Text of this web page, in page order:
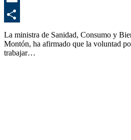
La ministra de Sanidad, Consumo y
Montón, ha afirmado que la voluntad
trabajar…